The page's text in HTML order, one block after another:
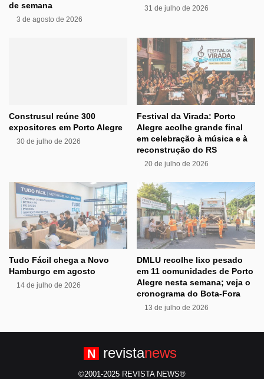
de semana
3 de agosto de 2026
31 de julho de 2026
Construsul reúne 300
expositores em Porto Alegre
30 de julho de 2026
Festival da Virada: Porto
Alegre acolhe grande final
em celebração à música e à
reconstrução do RS
20 de julho de 2026
Tudo Fácil chega a Novo
Hamburgo em agosto
14 de julho de 2026
DMLU recolhe lixo pesado
em 11 comunidades de Porto
Alegre nesta semana; veja o
cronograma do Bota-Fora
13 de julho de 2026
N revistanews
©2001-2025 REVISTA NEWS®